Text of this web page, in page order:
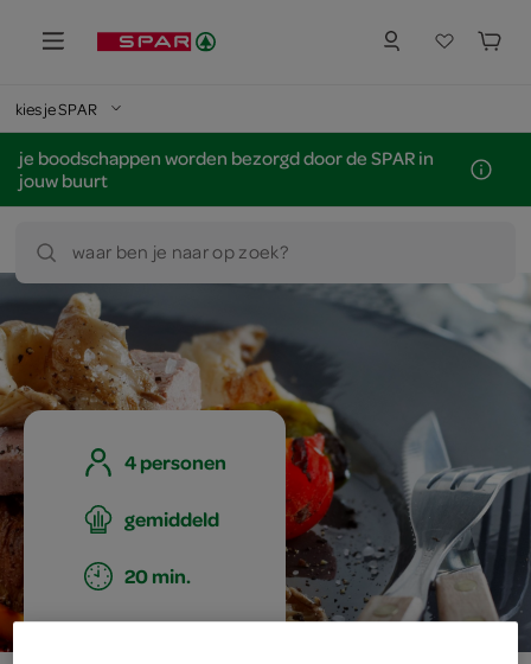
kies je SPAR
je boodschappen worden bezorgd door de SPAR in
jouw buurt
waar ben je naar op zoek?
4 personen
gemiddeld
20 min.